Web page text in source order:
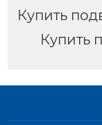
Купить
Купить